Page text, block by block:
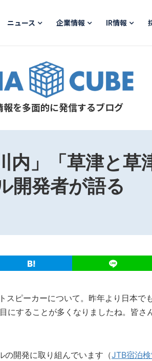
ニュース 企業情報 IR情報
報を多面的に発信するブログ
内」「草津と
開発者が語る
スピーカーについて。昨年より日本で
することが多くなりましたね。皆さ
開発に取り組んでいます（JTB宿泊